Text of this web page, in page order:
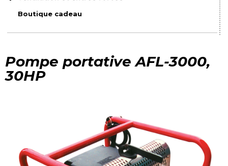
Boutique cadeau
Pompe portative AFL-3000,
30HP